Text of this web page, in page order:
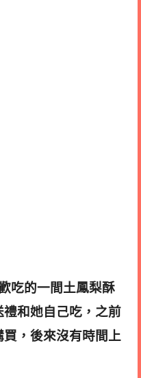
吃的一間土鳳梨酥
和她自己吃，之前
，後來沒有時間上